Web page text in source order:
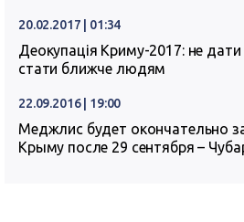
20.02.2017 | 01:34
Деокупація Криму-2017: не
стати ближче людям
22.09.2016 | 19:00
Меджлис будет окончательно
Крыму после 29 сентября –